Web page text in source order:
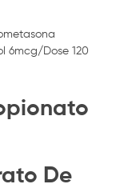
6mcg/Dose 120
De